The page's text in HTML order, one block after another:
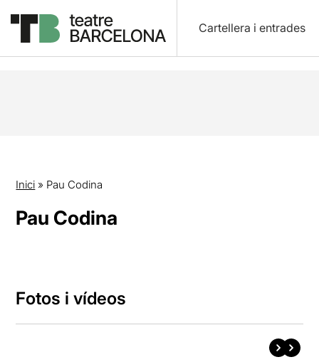
Cartellera i entrades
Inici » Pau Codina
Pau Codina
Fotos i vídeos